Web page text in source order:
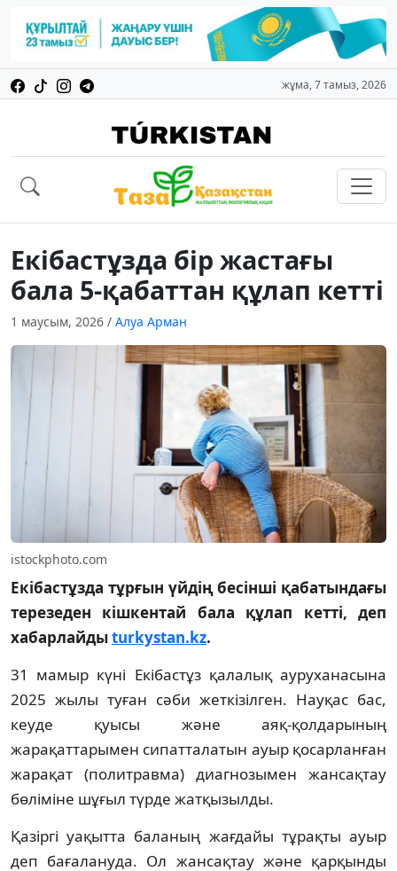
жұма, 7 тамыз, 2026
Екібастұзда бір жастағы
бала 5-қабаттан құлап кетті
1 маусым, 2026 / Алуа Арман
istockphoto.com
Екібастұзда тұрғын үйдің бесінші қабатындағы
терезеден кішкентай бала құлап кетті, деп
хабарлайдыturkystan.kz.
31 мамыр күні Екібастұз қалалық ауруханасына
2025 жылы туған сәби жеткізілген. Науқас бас,
кеуде қуысы және аяқ-қолдарының
жарақаттарымен сипатталатын ауыр қосарланған
жарақат (политравма) диагнозымен жансақтау
бөліміне шұғыл түрде жатқызылды.
Қазіргі уақытта баланың жағдайы тұрақты ауыр
деп бағалануда. Ол жансақтау және қарқынды